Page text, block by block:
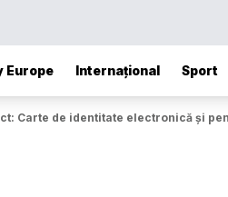
Europe Internațional Sport
Carte de identitate electronică și